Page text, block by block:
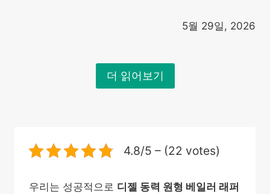
5월 29일, 2026
더 읽어보기
4.8/5 – (22 votes)
우리는 성공적으로 디젤 동력 원형 베일러 래퍼